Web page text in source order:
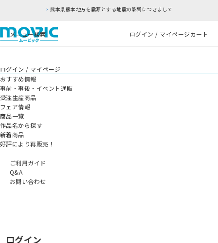
熊本県熊本地方を震源とする地震の影響につきまして
メニュー検索 ログイン / マイページカート
ログイン / マイページ
おすすめ情報
事前・事後・イベント通販
受注生産商品
フェア情報
商品一覧
作品名から探す
新着商品
好評により再販売！
ご利用ガイド
Q&A
お問い合わせ
ログイン